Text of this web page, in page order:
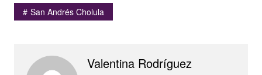
San Andrés Cholula
Valentina Rodríguez